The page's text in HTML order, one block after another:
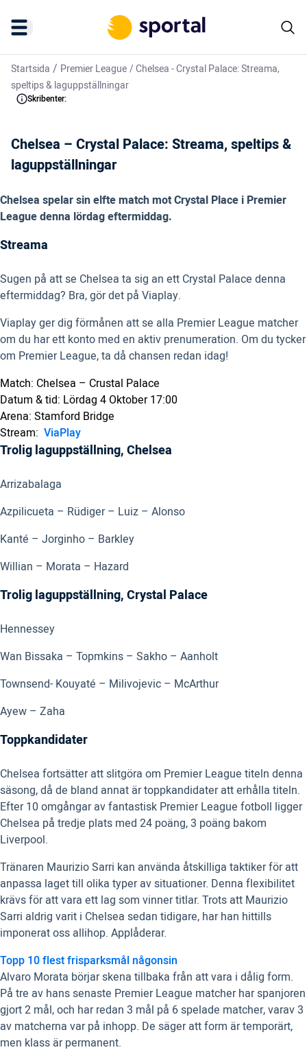
Startsida / Premier League/Chelsea - Crystal Palace: Streama,
speltips & laguppställningar
Skribenter:
Chelsea – Crystal Palace: Streama, speltips &
laguppställningar
Chelsea spelar sin elfte match mot Crystal Place i Premier
League denna lördag eftermiddag.
Streama
Sugen på att se Chelsea ta sig an ett Crystal Palace denna
eftermiddag? Bra, gör det på Viaplay.
Viaplay ger dig förmånen att se alla Premier League matcher
om du har ett konto med en aktiv prenumeration. Om du tycker
om Premier League, ta då chansen redan idag!
Match: Chelsea – Crustal Palace
Datum & tid: Lördag 4 Oktober 17:00
Arena: Stamford Bridge
Stream: ViaPlay
Trolig laguppställning, Chelsea
Arrizabalaga
Azpilicueta – Rüdiger – Luiz – Alonso
Kanté – Jorginho – Barkley
Willian – Morata – Hazard
Trolig laguppställning, Crystal Palace
Hennessey
Wan Bissaka – Topmkins – Sakho – Aanholt
Townsend- Kouyaté – Milivojevic – McArthur
Ayew – Zaha
Toppkandidater
Chelsea fortsätter att slitgöra om Premier League titeln denna
säsong, då de bland annat är toppkandidater att erhålla titeln.
Efter 10 omgångar av fantastisk Premier League fotboll ligger
Chelsea på tredje plats med 24 poäng, 3 poäng bakom
Liverpool.
Tränaren Maurizio Sarri kan använda åtskilliga taktiker för att
anpassa laget till olika typer av situationer. Denna flexibilitet
krävs för att vara ett lag som vinner titlar. Trots att Maurizio
Sarri aldrig varit i Chelsea sedan tidigare, har han hittills
imponerat oss allihop. Applåderar.
Topp 10 flest frisparksmål någonsin
Alvaro Morata börjar skena tillbaka från att vara i dålig form.
På tre av hans senaste Premier League matcher har spanjoren
gjort 2 mål, och har redan 3 mål på 6 spelade matcher, varav 3
av matcherna var på inhopp. De säger att form är temporärt,
men klass är permanent.